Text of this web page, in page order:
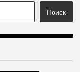
Поиск